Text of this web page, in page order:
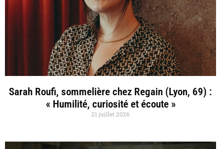
Sarah Roufi, sommelière chez Regain (Lyon, 69) :
« Humilité, curiosité et écoute »
21 juillet 2026